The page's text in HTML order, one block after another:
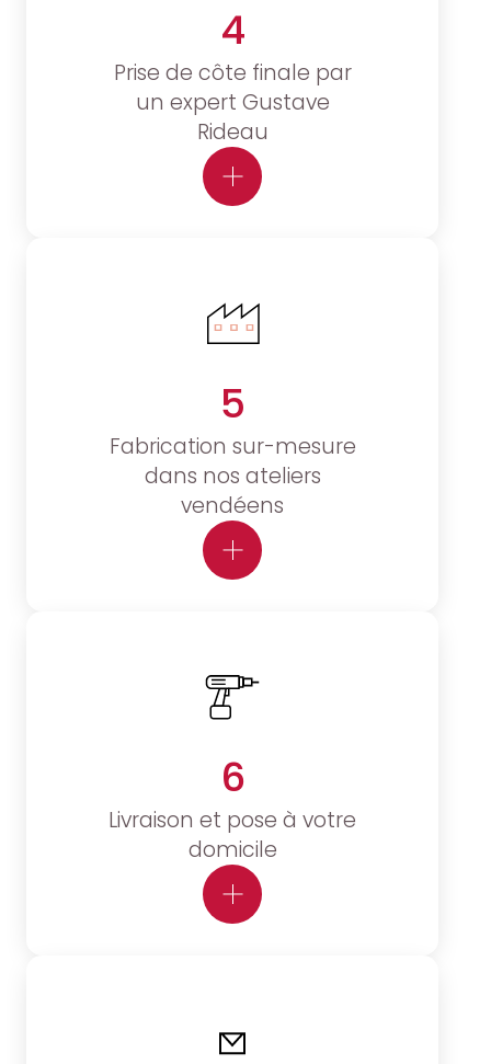
4
Prise de côte finale par
un expert Gustave
Rideau
5
Fabrication sur-mesure
dans nos ateliers
vendéens
6
Livraison et pose à votre
domicile